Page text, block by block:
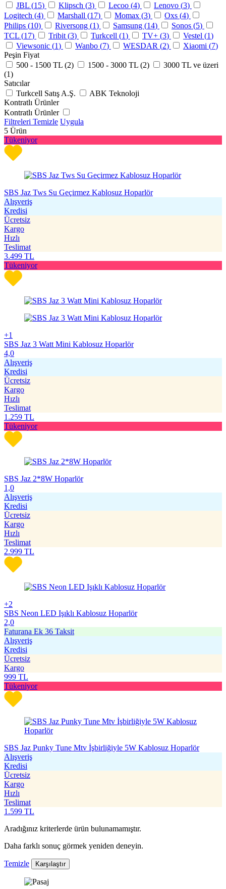
JBL (15) Klipsch (3) Lecoo (4) Lenovo (3)
Logitech (4) Marshall (17) Momax (3) Oxs (4)
Philips (10) Riversong (1) Samsung (14) Sonos (5)
TCL (17) Tribit (3) Turkcell (1) TV+ (3) Vestel (1)
Viewsonic (1) Wanbo (7) WESDAR (2) Xiaomi (7)
Peşin Fiyat
500 - 1500 TL (2) 1500 - 3000 TL (2)
3000 TL ve üzeri
(1)
Satıcılar
Turkcell Satış A.Ş.
ABK Teknoloji
Kontratlı Ürünler
Kontratlı Ürünler
Filtreleri Temizle Uygula
5 Ürün
Tükeniyor
SBS Jaz Tws Su Geçirmez Kablosuz Hoparlör
Alışveriş
Kredisi
Ücretsiz
Kargo
Hızlı
Teslimat
3.499 TL
Tükeniyor
+1
SBS Jaz 3 Watt Mini Kablosuz Hoparlör
4,0
Alışveriş
Kredisi
Ücretsiz
Kargo
Hızlı
Teslimat
1.259 TL
Tükeniyor
SBS Jaz 2*8W Hoparlör
1,0
Alışveriş
Kredisi
Ücretsiz
Kargo
Hızlı
Teslimat
2.999 TL
+2
SBS Neon LED Işıklı Kablosuz Hoparlör
2,0
Faturana Ek 36 Taksit
Alışveriş
Kredisi
Ücretsiz
Kargo
999 TL
Tükeniyor
SBS Jaz Punky Tune Mtv İşbirliğiyle 5W Kablosuz Hoparlör
Alışveriş
Kredisi
Ücretsiz
Kargo
Hızlı
Teslimat
1.599 TL
Aradığınız kriterlerde ürün bulunamamıştır.
Daha farklı sonuç görmek yeniden deneyin.
Temizle Karşılaştır